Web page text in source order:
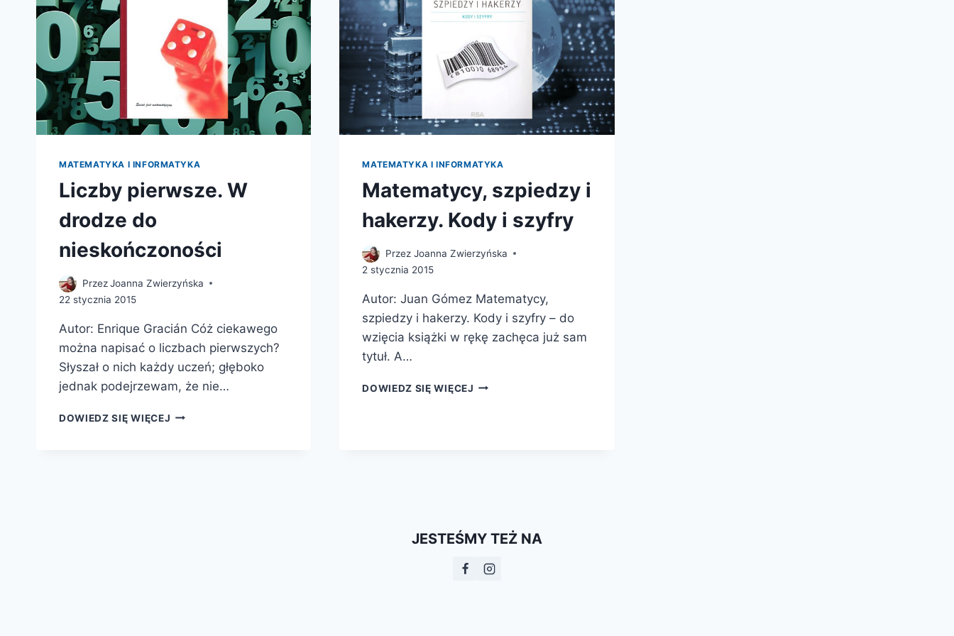
MATEMATYKA I INFORMATYKA
Liczby pierwsze. W
drodze do
nieskończoności
PrzezJoanna Zwierzyńska
22 stycznia 2015
Autor: Enrique Gracián Cóż ciekawego
można napisać o liczbach pierwszych?
Słyszał o nich każdy uczeń; głęboko
jednak podejrzewam, że nie…
DOWIEDZ SIĘ WIĘCEJ LICZBY
MATEMATYKA I INFORMATYKA
Matematycy, szpiedzy i
hakerzy. Kody i szyfry
Przez Joanna Zwierzyńska
2 stycznia 2015
Autor: Juan Gómez Matematycy,
szpiedzy i hakerzy. Kody i szyfry – do
wzięcia książki w rękę zachęca już sam
tytuł. A…
DOWIEDZ SIĘ WIĘCEJ MATEMATYCY,
JESTEŚMY TEŻ NA